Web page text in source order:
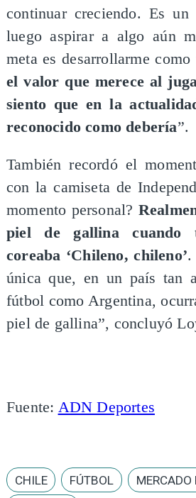
continuar creciendo. Es un
luego aspirar a algo aún
meta es desarrollarme
el valor que merece al
siento que en la
reconocido como debería”.
También recordó el
con la camiseta de
momento personal?
piel de gallina cuando
coreaba ‘Chileno, chileno’.
única que, en un país tan
fútbol como Argentina,
piel de gallina”, concluyó
Fuente: ADN Deportes
CHILE FÚTBOL